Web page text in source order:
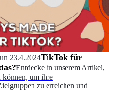
23.4.2024TikTok für
Entdecke in unserem Artikel,
können, um ihre
zu erreichen und